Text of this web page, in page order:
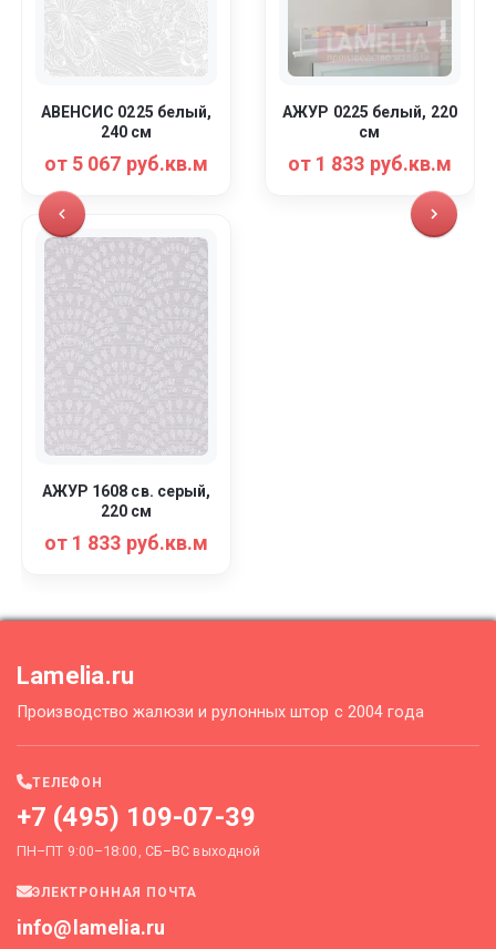
АВЕНСИС 0225 белый,
240 см
от 5 067 руб.кв.м
АЖУР 0225 белый, 220
см
от 1 833 руб.кв.м
АЖУР 1608 св. серый,
220 см
от 1 833 руб.кв.м
Lamelia.ru
Производство жалюзи и рулонных штор с 2004 года
ТЕЛЕФОН
+7 (495) 109-07-39
ПН–ПТ 9:00–18:00, СБ–ВС выходной
ЭЛЕКТРОННАЯ ПОЧТА
info@lamelia.ru